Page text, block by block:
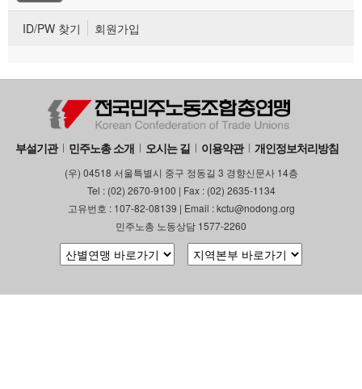
ID/PW 찾기 회원가입
부설기관 민주노총 소개 오시는 길 이용약관 개인정보처리방침
(우) 04518 서울특별시 중구 정동길 3 경향신문사 14층
Tel : (02) 2670-9100 | Fax : (02) 2635-1134
고유번호 : 107-82-08139 | Email : kctu@nodong.org
민주노총 노동상담 1577-2260